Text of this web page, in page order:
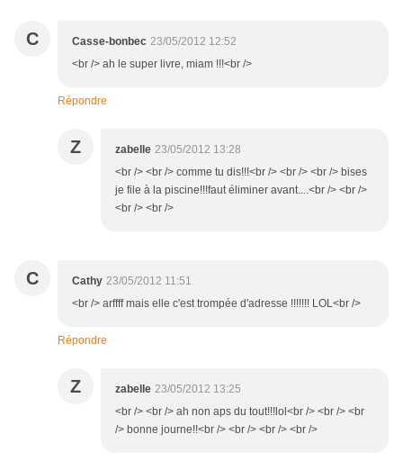
C Casse-bonbec 23/05/2012 12:52
<br /> ah le super livre, miam !!!<br />
Répondre
Z zabelle 23/05/2012 13:28
<br /> <br /> comme tu dis!!!<br /> <br /> <br /> bises
je file à la piscine!!!faut éliminer avant....<br /> <br />
<br /> <br />
C Cathy 23/05/2012 11:51
<br /> arffff mais elle c'est trompée d'adresse !!!!!!! LOL<br />
Répondre
Z zabelle 23/05/2012 13:25
<br /> <br /> ah non aps du tout!!!lol<br /> <br /> <br
/> bonne journe!!<br /> <br /> <br /> <br />